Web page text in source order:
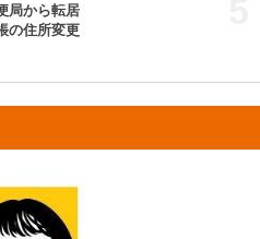
局から転居
の住所変更